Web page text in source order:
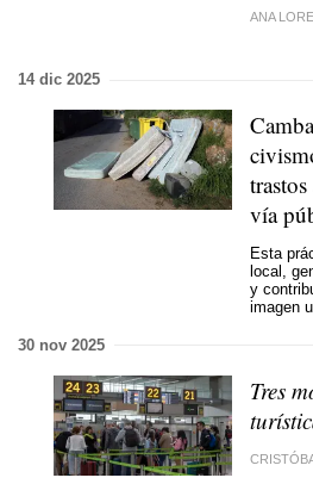
ANA
14 dic 2025
vía
Esta
local,
y
imagen
30 nov 2025
Tres